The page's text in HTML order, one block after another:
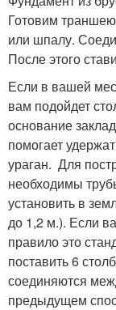
Готовим
или шпалу.
После этого
Если в вашей
вам подойдет
основание
помогает
ураган. Для
необходимы
установить в
до 1,2 м.). Если
правило это
поставить 6
соединяются
предыдущем